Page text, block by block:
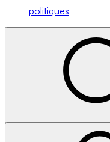
politiques